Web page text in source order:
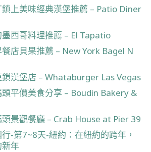
上美味經典漢堡推薦 – Patio Diner
西哥料理推薦 – El Tapatio
店貝果推薦 – New York Bagel N
漢堡店 – Whataburger Las Vegas
平價美食分享 – Boudin Bakery &
景觀餐廳 – Crab House at Pier 39
-第7~8天-紐約：在紐約的跨年，
年